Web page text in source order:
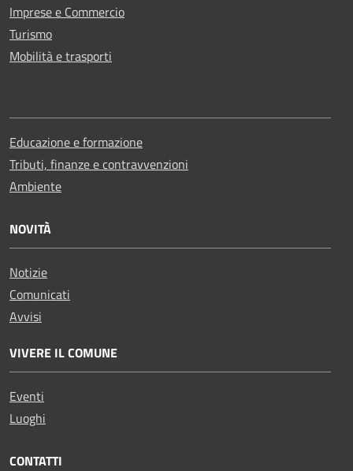
Imprese e Commercio
Turismo
Mobilità e trasporti
Educazione e formazione
Tributi, finanze e contravvenzioni
Ambiente
NOVITÀ
Notizie
Comunicati
Avvisi
VIVERE IL COMUNE
Eventi
Luoghi
CONTATTI